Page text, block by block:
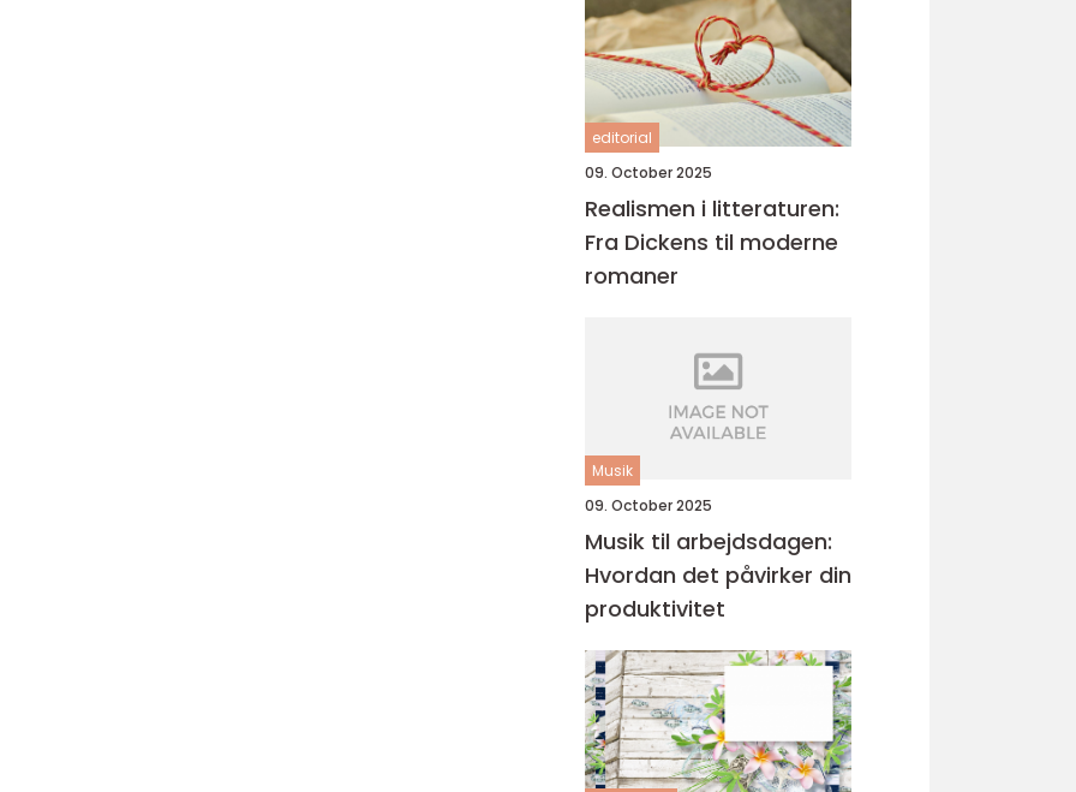
editorial
09. October 2025
Realismen i litteraturen:
Fra Dickens til moderne
romaner
Musik
09. October 2025
Musik til arbejdsdagen:
Hvordan det påvirker din
produktivitet